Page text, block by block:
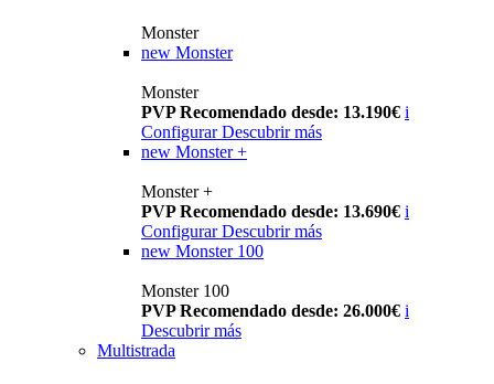
Monster
new Monster
Monster
PVP Recomendado desde: 13.190€ i
Configurar Descubrir más
new Monster +
Monster +
PVP Recomendado desde: 13.690€ i
Configurar Descubrir más
new Monster 100
Monster 100
PVP Recomendado desde: 26.000€ i
Descubrir más
Multistrada